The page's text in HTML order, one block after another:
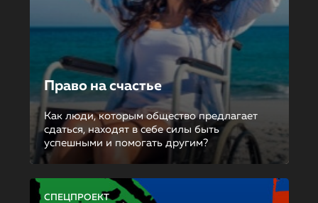
Право на счастье
Как люди, которым общество предлагает
сдаться, находят в себе силы быть
успешными и помогать другим?
СПЕЦПРОЕКТ